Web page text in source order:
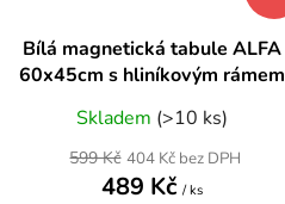
Bílá magnetická tabule ALFA
60x45cm s hliníkovým rámem
Skladem (>10 ks)
404 Kč bez DPH
489 Kč/ ks
599 Kč